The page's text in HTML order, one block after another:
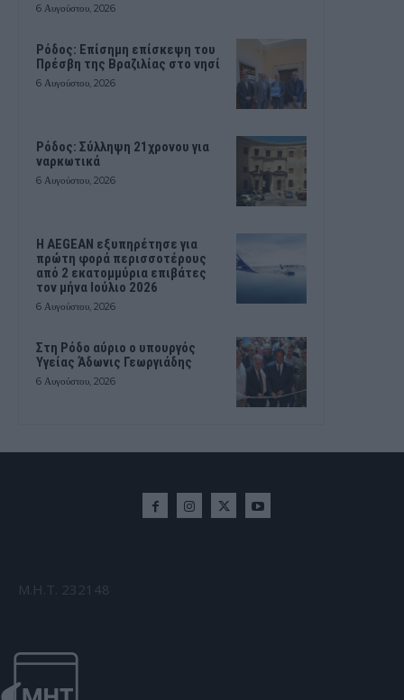
6 Αυγούστου, 2026
Ρόδος: Επίσημη επίσκεψη του
Πρέσβη της Βραζιλίας στο νησί
6 Αυγούστου, 2026
Ρόδος: Σύλληψη 21χρονου για
ναρκωτικά
6 Αυγούστου, 2026
Η AEGEAN εξυπηρέτησε για
πρώτη φορά περισσοτέρους
από 2 εκατομμύρια επιβάτες
τον μήνα Ιούλιο 2026
6 Αυγούστου, 2026
Στη Ρόδο αύριο ο υπουργός
Υγείας Άδωνις Γεωργιάδης
6 Αυγούστου, 2026
Μ.Η.Τ. 232148